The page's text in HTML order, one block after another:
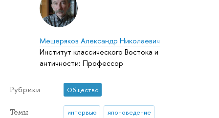
Мещеряков Александр Николаевич
Институт классического Востока и
античности: Профессор
Рубрики Общество
Темы интервью
японоведение